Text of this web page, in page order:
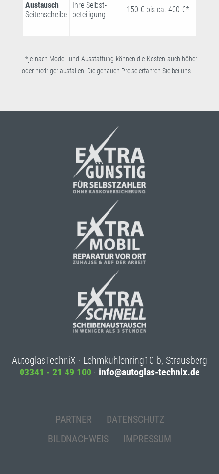
Austausch
Seitenscheibe
Ihre Selbst-
beteiligung
150 € bis ca. 400 €*
*je nach Modell und Ausstattung können die Kosten auch höher
oder niedriger ausfallen. Die genauen Preise erfahren Sie bei uns
AutoglasTechniX · Lehmkuhlenring10 b, Strausberg
03341 - 21 49 100 · info@autoglas-technix.de
PARTNER
DATENSCHUTZ
BILDNACHWEIS
IMPRESSUM